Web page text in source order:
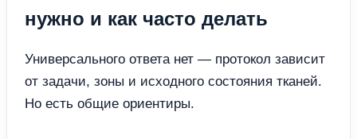
нужно и как часто делать
Универсального ответа нет — протокол зависит
от задачи, зоны и исходного состояния тканей.
Но есть общие ориентиры.